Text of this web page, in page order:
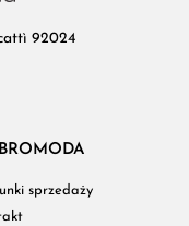
92024
sprzedaży